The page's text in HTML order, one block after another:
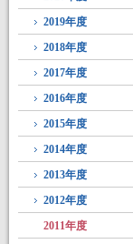
2019年度
2018年度
2017年度
2016年度
2015年度
2014年度
2013年度
2012年度
2011年度